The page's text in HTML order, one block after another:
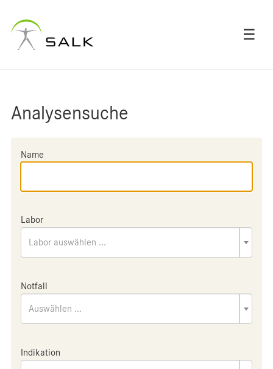
☰
Analysensuche
Name
Labor
Labor auswählen ...
Notfall
Auswählen ...
Indikation